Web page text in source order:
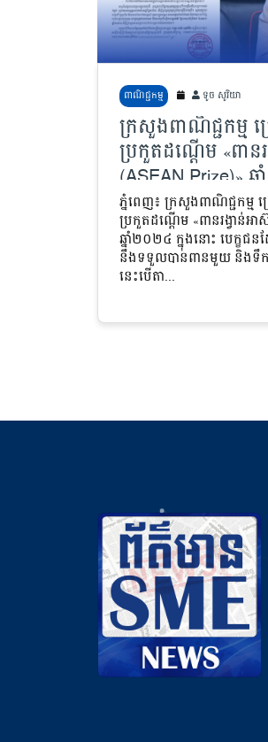
ពាណិជ្ជកម្ម ទូច សូរិយា
ក្រសួងពាណិជ្ជកម្ម ជ្
ប្រកួតដណ្តើម «ពាន
(ASEAN Prize)»
ភ្នំពេញ៖ ក្រសួងពាណិជ្ជកម្ម
ប្រកួតដណ្តើម «ពានរង្វាន់អា
ឆ្នាំ២០២៤ ក្នុងនោះ បេក្ខ
នឹងទទួលបានពានមួយ និងទឹក
នេះបើតា...